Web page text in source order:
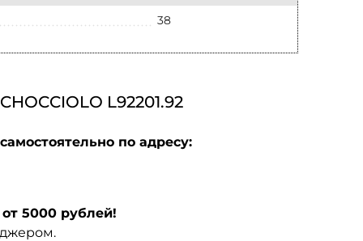
38
L92201.92
по адресу:
5000 рублей!